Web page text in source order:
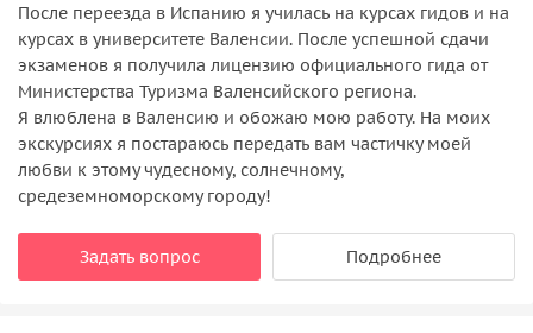
После переезда в Испанию я училась на курсах гидов и на
курсах в университете Валенсии. После успешной сдачи
экзаменов я получила лицензию официального гида от
Министерства Туризма Валенсийского региона.
Я влюблена в Валенсию и обожаю мою работу. На моих
экскурсиях я постараюсь передать вам частичку моей
любви к этому чудесному, солнечному,
средеземноморскому городу!
Задать вопрос Подробнее